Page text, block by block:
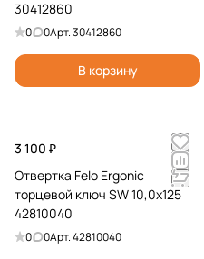
30412860
0 0Арт.30412860
В корзину
3 100 ₽
Отвертка Felo Ergonic
торцевой ключ SW 10,0x125
42810040
0 0Арт.42810040